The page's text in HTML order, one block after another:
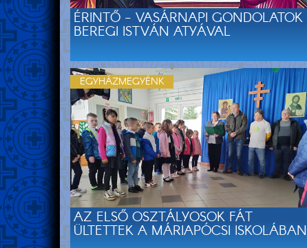
ÉRINTŐ - VASÁRNAPI GONDOLATOK
BEREGI ISTVÁN ATYÁVAL
AZ ELSŐ OSZTÁLYOSOK FÁT
ÜLTETTEK A MÁRIAPÓCSI ISKOLÁBAN
EGYHÁZMEGYÉNK